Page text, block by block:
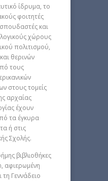
ίδρυμα, το
φοιτητές
και
χώρους
πολιτισμού,
θερινών
τους
στους τομείς
αρχαίας
έχουν
τα έγκυρα
ή στις
Σχολής.
βιβλιοθήκες
αφιερωμένη
τη Γεννάδειο